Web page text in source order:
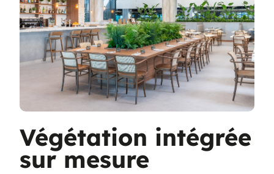
Végétation intégrée
sur mesure